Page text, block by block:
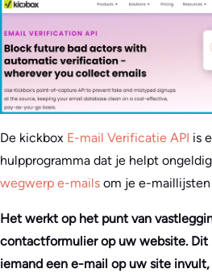
De kickbox E-mail Verificatie API is
hulpprogramma dat je helpt
wegwerp e-mails om je e-
Het werkt op het punt van
contactformulier op uw website. Dit
iemand een e-mail op uw site